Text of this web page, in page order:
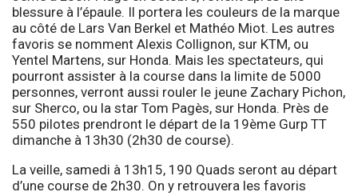
blessure à l’épaule. Il portera les couleurs de la marque
au côté de Lars Van Berkel et Mathéo Miot. Les autres
favoris se nomment Alexis Collignon, sur KTM, ou
Yentel Martens, sur Honda. Mais les spectateurs, qui
pourront assister à la course dans la limite de 5000
personnes, verront aussi rouler le jeune Zachary Pichon,
sur Sherco, ou la star Tom Pagès, sur Honda. Près de
550 pilotes prendront le départ de la 19ème Gurp TT
dimanche à 13h30 (2h30 de course).
La veille, samedi à 13h15, 190 Quads seront au départ
d’une course de 2h30. On y retrouvera les favoris